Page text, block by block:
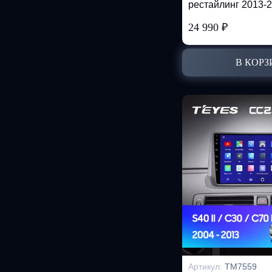
рестайлинг 2013-
24 990 ₽
В
Артикул: TM7559